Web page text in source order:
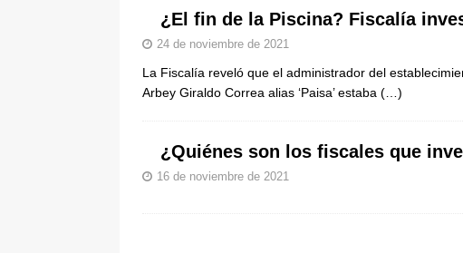
¿El fin de la Piscina? Fiscalía
24 de noviembre de 2021
La Fiscalía reveló que el administrador del
Arbey Giraldo Correa alias ‘Paisa’ estaba (…)
¿Quiénes son los fiscales que
16 de noviembre de 2021